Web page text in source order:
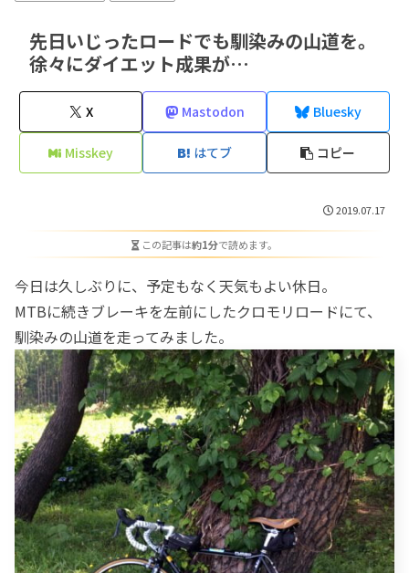
先日いじったロードでも馴染みの山道を。
徐々にダイエット成果が…
X Mastodon Bluesky
Misskey はてブ コピー
2019.07.17
この記事は約1分で読めます。
今日は久しぶりに、予定もなく天気もよい休日。
MTBに続きブレーキを左前にしたクロモリロードにて、
馴染みの山道を走ってみました。